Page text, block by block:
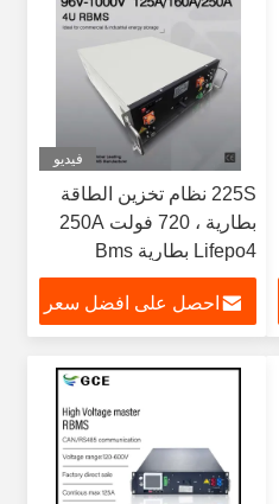
فيديو
225S نظام تخزين الطاقة
بطارية ، 720 فولت 250A
Lifepo4 بطارية Bms
احصل على افضل سعر